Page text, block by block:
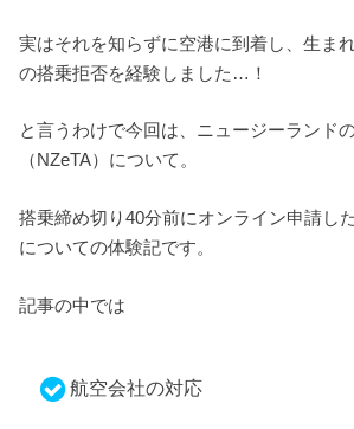
実はそれを知らずに空港に到着し、生ま
の搭乗拒否を経験しました…！
と言うわけで今回は、ニュージーランド
（NZeTA）について。
搭乗締め切り40分前にオンライン申請し
についての体験記です。
記事の中では
航空会社の対応